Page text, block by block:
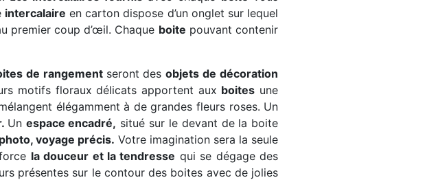
intercalaire en carton dispose d’un onglet sur lequel
premier coup d’œil. Chaque boite pouvant contenir
de rangement seront desobjets de décoration
motifs floraux délicats apportent aux boites une
élégamment à de grandes fleurs roses. Un
Un espace encadré, situé sur le devant de la boite
voyage précis. Votre imagination sera la seule
la douceur et la tendresse qui se dégage des
présentes sur le contour des boites avec de jolies